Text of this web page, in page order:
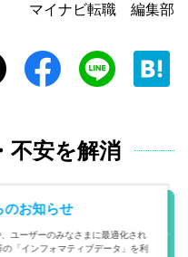
マイナビ転職 編集部
不安を解消
けない・思いつかない
のお知らせ
ユーザーのみなさまに最適化され
「インフォマティブデータ」を利